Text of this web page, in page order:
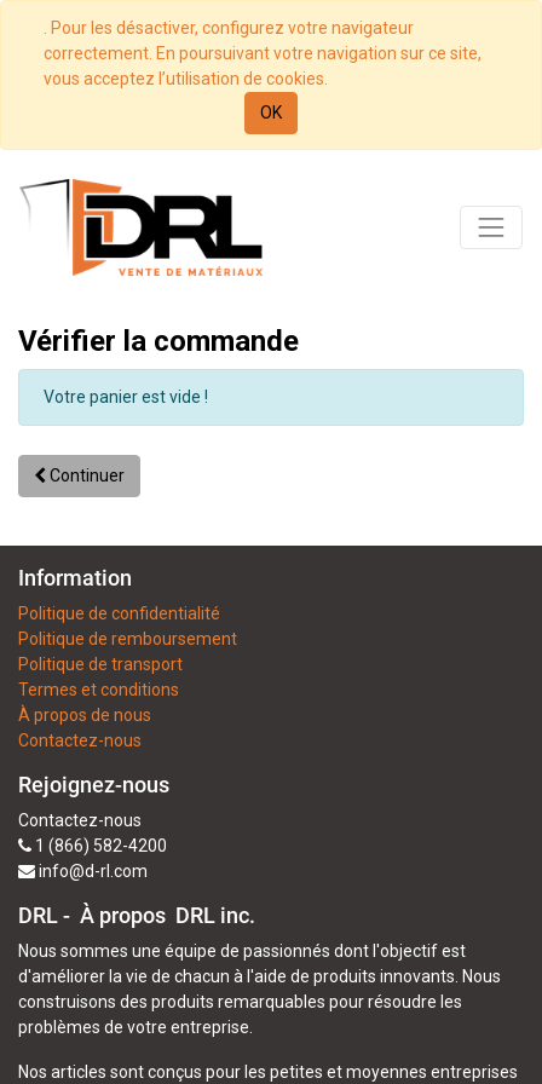
. Pour les désactiver, configurez votre navigateur
correctement. En poursuivant votre navigation sur ce site,
vous acceptez l’utilisation de cookies.
OK
Vérifier la commande
Votre panier est vide !
Continuer
Information
Politique de confidentialité
Politique de remboursement
Politique de transport
Termes et conditions
À propos de nous
Contactez-nous
Rejoignez-nous
Contactez-nous
1 (866) 582-4200
info@d-rl.com
DRL - À propos DRL inc.
Nous sommes une équipe de passionnés dont l'objectif est
d'améliorer la vie de chacun à l'aide de produits innovants. Nous
construisons des produits remarquables pour résoudre les
problèmes de votre entreprise.
Nos articles sont conçus pour les petites et moyennes entreprises